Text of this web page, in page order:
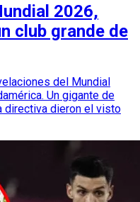
2026,
club grande de
del Mundial
Un gigante de
directiva dieron el visto